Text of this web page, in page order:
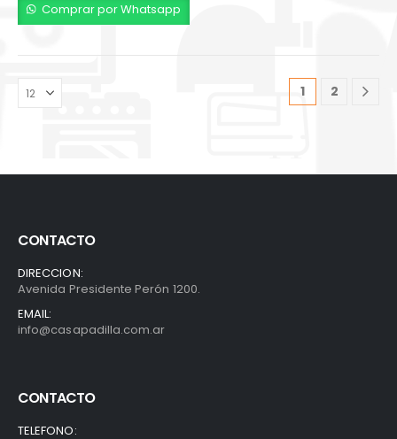
Comprar por Whatsapp
1 2
CONTACTO
DIRECCION:
Avenida Presidente Perón 1200.
EMAIL:
info@casapadilla.com.ar
CONTACTO
TELEFONO: